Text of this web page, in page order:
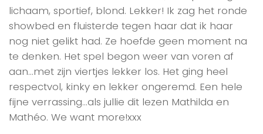
lichaam, sportief, blond. Lekker! Ik zag het ronde
showbed en fluisterde tegen haar dat ik haar
nog niet gelikt had. Ze hoefde geen moment na
te denken. Het spel begon weer van voren af
aan…met zijn viertjes lekker los. Het ging heel
respectvol, kinky en lekker ongeremd. Een hele
fijne verrassing…als jullie dit lezen Mathilda en
Mathéo. We want more!xxx